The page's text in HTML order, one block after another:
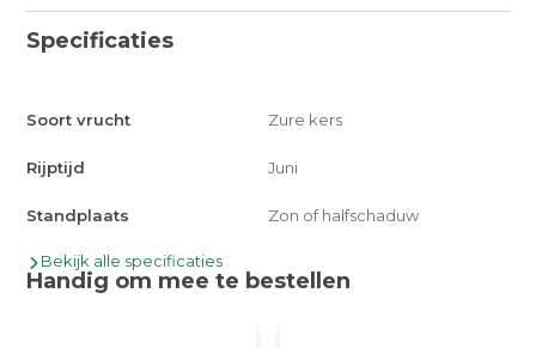
Specificaties
Soort vrucht Zure kers
Rijptijd Juni
Standplaats Zon of halfschaduw
Bekijk alle specificaties
Handig om mee te bestellen